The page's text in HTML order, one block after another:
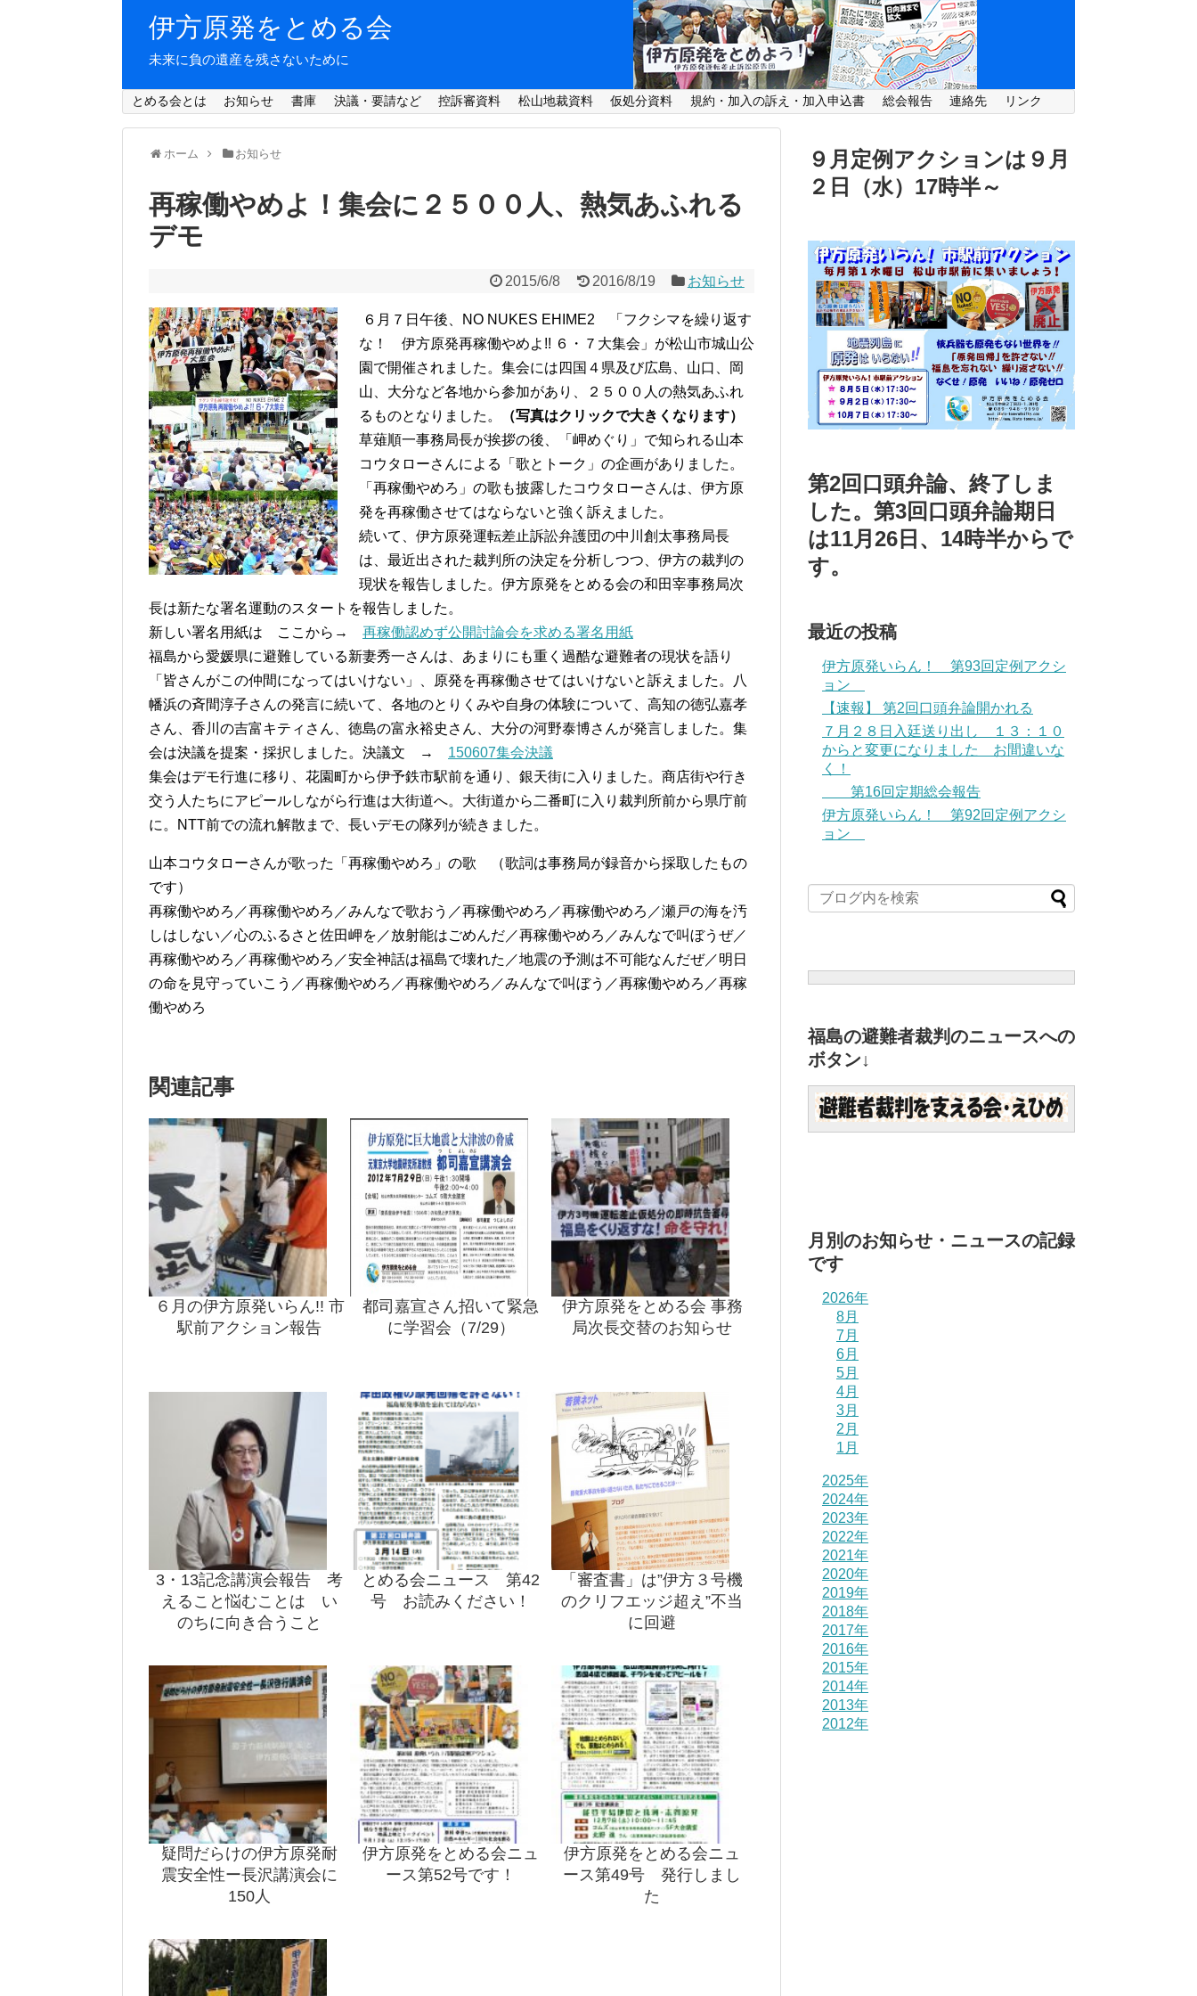
伊方原発をとめる会
未来に負の遺産を残さないために
とめる会とは お知らせ 書庫 決議・要請など 控訴審資料 松山地裁資料 仮処分資料 規約・加入の訴え・加入申込書 総会報告 連絡先 リンク
ホーム お知らせ
再稼働やめよ！集会に２５００人、熱気あふれる
デモ
2015/6/8 2016/8/19 お知らせ
６月７日午後、NO NUKES EHIME2 「フクシマを繰り返す
な！ 伊方原発再稼働やめよ!! ６・７大集会」が松山市城山公
園で開催されました。集会には四国４県及び広島、山口、岡
山、大分など各地から参加があり、２５００人の熱気あふれ
るものとなりました。
（写真はクリックで大きくなります）
草薙順一事務局長が挨拶の後、「岬めぐり」で知られる山本
コウタローさんによる「歌とトーク」の企画がありました。
「再稼働やめろ」の歌も披露したコウタローさんは、伊方原
発を再稼働させてはならないと強く訴えました。
続いて、伊方原発運転差止訴訟弁護団の中川創太事務局長
は、最近出された裁判所の決定を分析しつつ、伊方の裁判の
現状を報告しました。伊方原発をとめる会の和田宰事務局次
長は新たな署名運動のスタートを報告しました。
新しい署名用紙は ここから→ 再稼働認めず公開討論会を求める署名用紙
福島から愛媛県に避難している新妻秀一さんは、あまりにも重く過酷な避難者の現状を語り
「皆さんがこの仲間になってはいけない」、原発を再稼働させてはいけないと訴えました。八
幡浜の斉間淳子さんの発言に続いて、各地のとりくみや自身の体験について、高知の徳弘嘉孝
さん、香川の吉富キティさん、徳島の富永裕史さん、大分の河野泰博さんが発言しました。集
会は決議を提案・採択しました。決議文 → 150607集会決議
集会はデモ行進に移り、花園町から伊予鉄市駅前を通り、銀天街に入りました。商店街や行き
交う人たちにアピールしながら行進は大街道へ。大街道から二番町に入り裁判所前から県庁前
に。NTT前での流れ解散まで、長いデモの隊列が続きました。
山本コウタローさんが歌った「再稼働やめろ」の歌 （歌詞は事務局が録音から採取したもの
です）
再稼働やめろ／再稼働やめろ／みんなで歌おう／再稼働やめろ／再稼働やめろ／瀬戸の海を汚
しはしない／心のふるさと佐田岬を／放射能はごめんだ／再稼働やめろ／みんなで叫ぼうぜ／
再稼働やめろ／再稼働やめろ／安全神話は福島で壊れた／地震の予測は不可能なんだぜ／明日
の命を見守っていこう／再稼働やめろ／再稼働やめろ／みんなで叫ぼう／再稼働やめろ／再稼
働やめろ
関連記事
６月の伊方原発いらん!! 市
駅前アクション報告
都司嘉宣さん招いて緊急
に学習会（7/29）
伊方原発をとめる会 事務
局次長交替のお知らせ
3・13記念講演会報告 考
えること悩むことは い
のちに向き合うこと
とめる会ニュース 第42
号 お読みください！
「審査書」は”伊方３号機
のクリフエッジ超え”不当
に回避
疑問だらけの伊方原発耐
震安全性ー長沢講演会に
150人
伊方原発をとめる会ニュ
ース第52号です！
伊方原発をとめる会ニュ
ース第49号 発行しまし
た
９月定例アクションは９月
２日（水） 17時半～
第2回口頭弁論、終了しま
した。第3回口頭弁論期日
は11月26日、14時半からで
す。
最近の投稿
伊方原発いらん！ 第93回定例アクシ
ョン
【速報】 第2回口頭弁論開かれる
７月２８日入廷送り出し １３：１０
からと変更になりました お間違いな
く！
第16回定期総会報告
伊方原発いらん！ 第92回定例アクシ
ョン
福島の避難者裁判のニュースへの
ボタン↓
月別のお知らせ・ニュースの記録
です
2026年
8月
7月
6月
5月
4月
3月
2月
1月
2025年
2024年
2023年
2022年
2021年
2020年
2019年
2018年
2017年
2016年
2015年
2014年
2013年
2012年